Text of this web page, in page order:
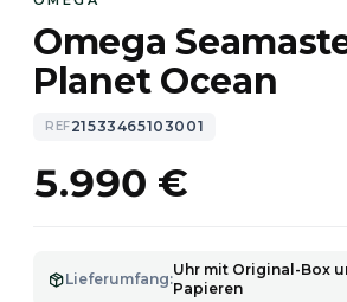
Omega
Planet Ocean
REF21533465103001
5.990 €
Lieferumfang:
Uhr mit Original-Box
Papieren